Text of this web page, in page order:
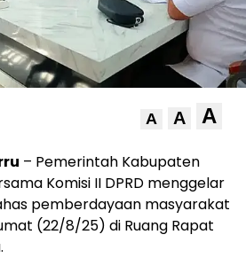
A A A
– Pemerintah Kabupaten
Komisi II DPRD menggelar
pemberdayaan masyarakat
(22/8/25) di Ruang Rapat